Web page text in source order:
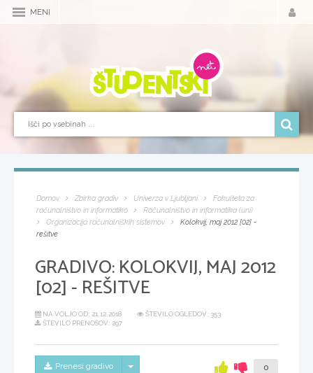
MENI
Domov Zbirka gradiv Univerza v Ljubljani
Fakulteta za
računalništvo in informatiko
Računalništvo in informatika (uni)
Organizacija računalniških sistemov
Kolokvij, maj 2012 [02] -
rešitve
GRADIVO:KOLOKVIJ, MAJ 2012
[02] - REŠITVE
NA VOLJO OD: 21.12.2018
ŠTEVILO OGLEDOV: 353
ŠTEVILO PRENOSOV: 297
Prenesi gradivo Skrij/prikaži meni 0